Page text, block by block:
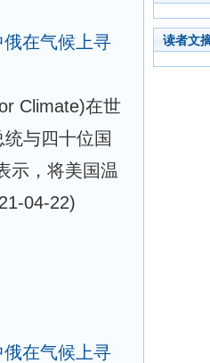
在气候上寻
Climate)在世
与四十位国
示，将美国温
04-22)
在气候上寻
读者文